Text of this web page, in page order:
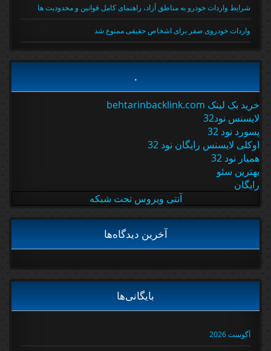
شرایط واردات خودرو به مناطق آزاد، راهنمای کامل قوانین و محدودیت ها
واردات خودروی صفر برای اشخاص حقیقی ممنوع شد
خرید بک لینک behtarinbacklink.com
لایسنس نود32
پسورد نود 32
اوکلی لایسنس رایگان نود 32
همیار نود 32
بهترین سئو
رایگان
آنتی ویروس تحت شبکه
آخرین دیدگاه‌ها
بایگانی‌ها
آگوست 2026